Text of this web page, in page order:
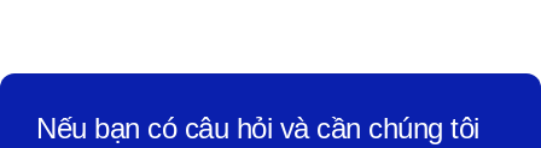
Nếu bạn có câu hỏi và cần chúng tôi